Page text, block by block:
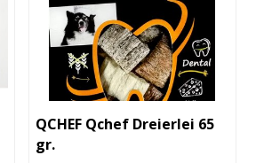
QCHEF Qchef Dreierlei 65
gr.